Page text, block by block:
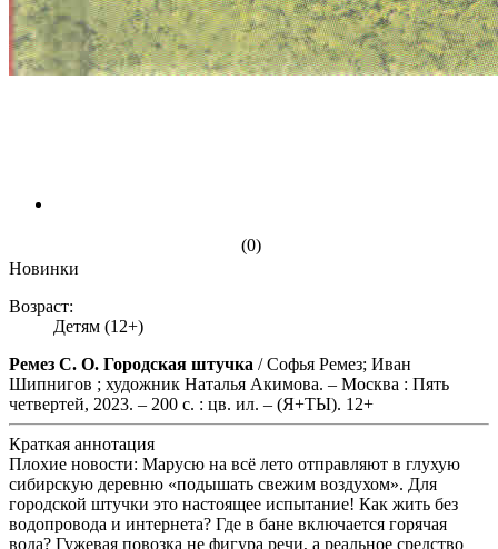
(0)
Новинки
Возраст:
Детям (12+)
Ремез С. О. Городская штучка / Софья Ремез; Иван
Шипнигов ; художник Наталья Акимова. – Москва : Пять
четвертей, 2023. – 200 с. : цв. ил. – (Я+ТЫ). 12+
Краткая аннотация
Плохие новости: Марусю на всё лето отправляют в глухую
сибирскую деревню «подышать свежим воздухом». Для
городской штучки это настоящее испытание! Как жить без
водопровода и интернета? Где в бане включается горячая
вода? Гужевая повозка не фигура речи, а реальное средство